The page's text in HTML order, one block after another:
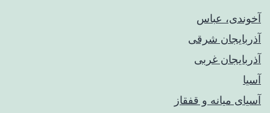
آخوندی، عباس
آذربایجان شرقی
آذربایجان غربی
آسیا
آسیای میانه و قفقاز